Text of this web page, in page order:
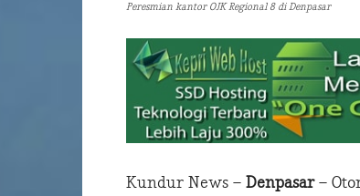
Peresmian kantor OJK Regional 8 di Denpasar
Kundur News – Denpasar–